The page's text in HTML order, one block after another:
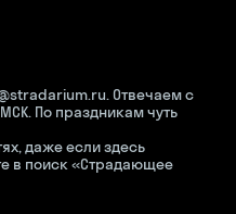
Отвечаем с
По праздникам чуть
даже если здесь
в поиск «Страдающее